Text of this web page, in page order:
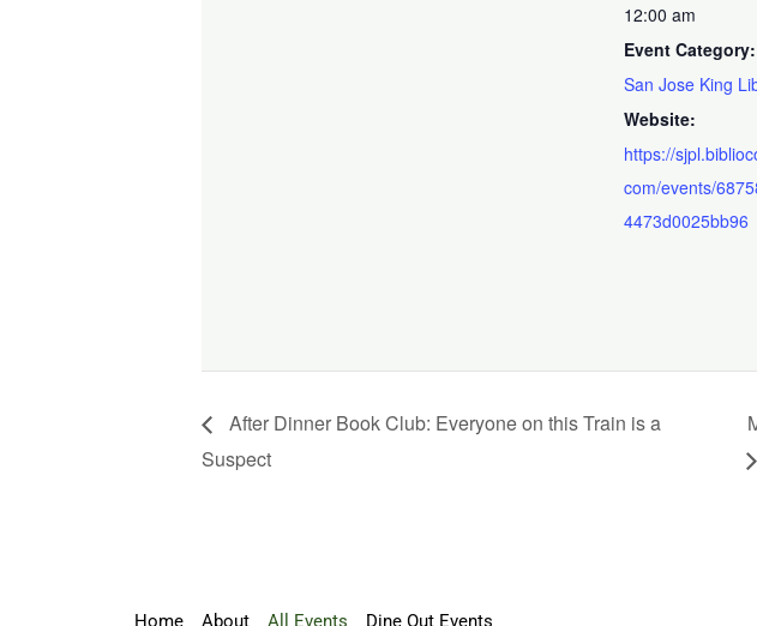
12:00 am
Event Category:
San Jose King
Website:
https://
com/events/
4473d0025bb96
After Dinner Book Club: Everyone on this Train is a
Suspect
Home About All Events Dine Out Events